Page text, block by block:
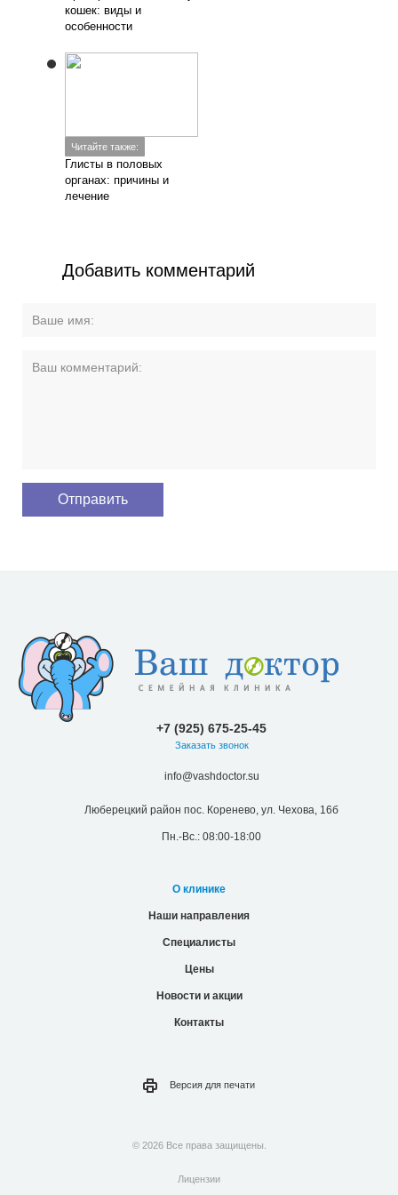
кошек: виды и
особенности
Читайте также:
Глисты в половых
органах: причины и
лечение
Добавить комментарий
+7 (925) 675-25-45
Заказать звонок
info@vashdoctor.su
Люберецкий район пос. Коренево, ул. Чехова, 16б
Пн.-Вс.: 08:00-18:00
О клинике
Наши направления
Специалисты
Цены
Новости и акции
Контакты
Версия для печати
© 2026 Все права защищены.
Лицензии